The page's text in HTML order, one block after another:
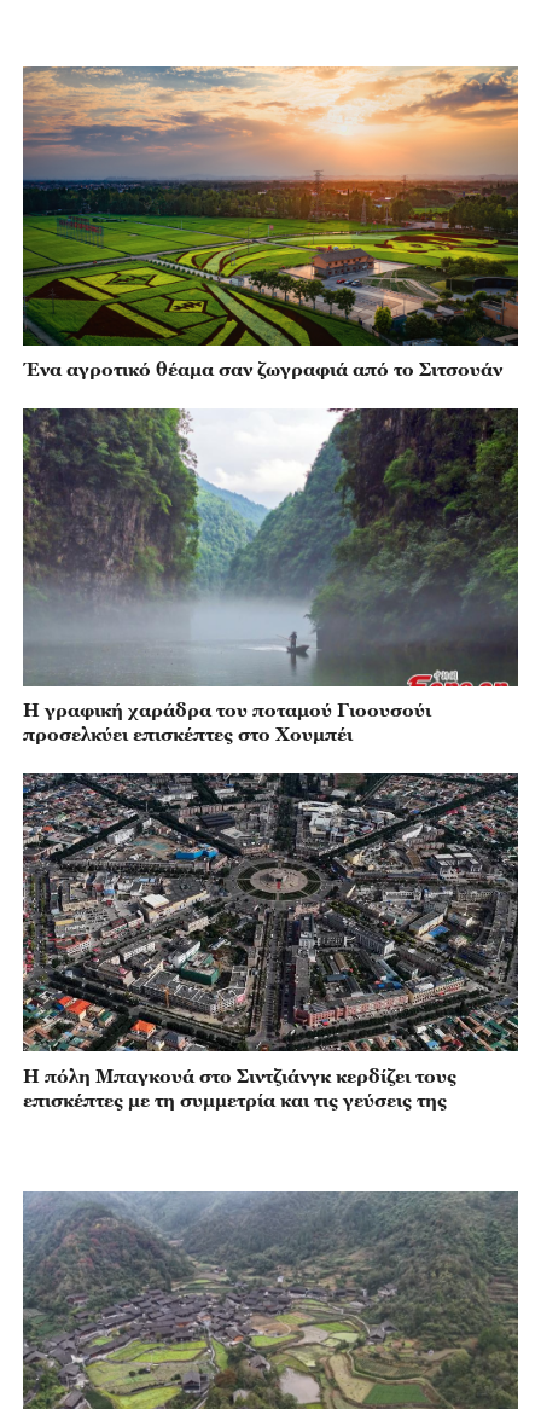
Ένα αγροτικό θέαμα σαν ζωγραφιά από το Σιτσουάν
Η γραφική χαράδρα του ποταμού Γιοουσούι
προσελκύει επισκέπτες στο Χουμπέι
Η πόλη Μπαγκουά στο Σιντζιάνγκ κερδίζει τους
επισκέπτες με τη συμμετρία και τις γεύσεις της